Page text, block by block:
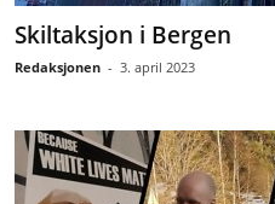
Skiltaksjon i Bergen
Redaksjonen - 3. april 2023